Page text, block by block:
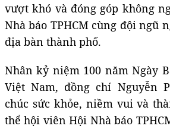
vượt khó và đóng góp không
Nhà báo TPHCM cùng đội ngũ
địa bàn thành phố.
Nhân kỷ niệm 100 năm Ngày
Việt Nam, đồng chí Nguyễn
chúc sức khỏe, niềm vui và
thể hội viên Hội Nhà báo